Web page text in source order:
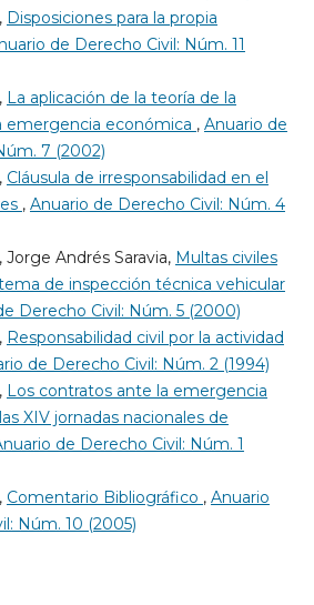
Disposiciones para la propia
de Derecho Civil: Núm. 11
La aplicación de la teoría de la
emergencia económica , Anuario de
7 (2002)
Cláusula de irresponsabilidad en el
, Anuario de Derecho Civil: Núm. 4
Andrés Saravia, Multas civiles
de inspección técnica vehicular
Derecho Civil: Núm. 5 (2000)
Responsabilidad civil por la actividad
de Derecho Civil: Núm. 2 (1994)
Los contratos ante la emergencia
XIV jornadas nacionales de
de Derecho Civil: Núm. 1
Comentario Bibliográfico , Anuario
Núm. 10 (2005)